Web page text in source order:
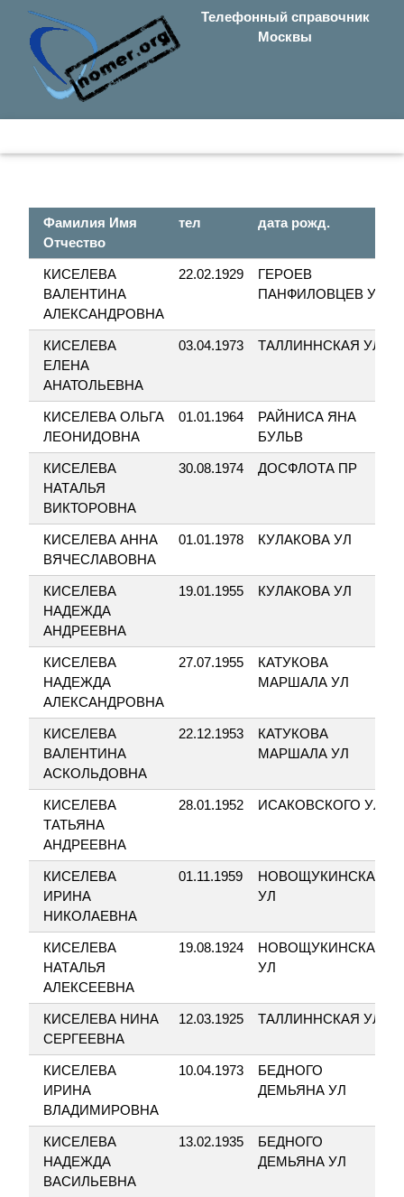
Телефонный справочник
Москвы
Фамилия Имя
Отчество
тел дата рожд.
КИСЕЛЕВА
ВАЛЕНТИНА
АЛЕКСАНДРОВНА
22.02.1929
ГЕРОЕВ
ПАНФИЛОВЦЕВ УЛ
КИСЕЛЕВА
ЕЛЕНА
АНАТОЛЬЕВНА
03.04.1973 ТАЛЛИННСКАЯ УЛ
КИСЕЛЕВА ОЛЬГА
ЛЕОНИДОВНА
01.01.1964
РАЙНИСА ЯНА
БУЛЬВ
КИСЕЛЕВА
НАТАЛЬЯ
ВИКТОРОВНА
30.08.1974 ДОСФЛОТА ПР
КИСЕЛЕВА АННА
ВЯЧЕСЛАВОВНА
01.01.1978 КУЛАКОВА УЛ
КИСЕЛЕВА
НАДЕЖДА
АНДРЕЕВНА
19.01.1955 КУЛАКОВА УЛ
КИСЕЛЕВА
НАДЕЖДА
АЛЕКСАНДРОВНА
27.07.1955
КАТУКОВА
МАРШАЛА УЛ
КИСЕЛЕВА
ВАЛЕНТИНА
АСКОЛЬДОВНА
22.12.1953
КАТУКОВА
МАРШАЛА УЛ
КИСЕЛЕВА
ТАТЬЯНА
АНДРЕЕВНА
28.01.1952 ИСАКОВСКОГО УЛ
КИСЕЛЕВА
ИРИНА
НИКОЛАЕВНА
01.11.1959
НОВОЩУКИНСКАЯ
УЛ
КИСЕЛЕВА
НАТАЛЬЯ
АЛЕКСЕЕВНА
19.08.1924
НОВОЩУКИНСКАЯ
УЛ
КИСЕЛЕВА НИНА
СЕРГЕЕВНА
12.03.1925 ТАЛЛИННСКАЯ УЛ
КИСЕЛЕВА
ИРИНА
ВЛАДИМИРОВНА
10.04.1973
БЕДНОГО
ДЕМЬЯНА УЛ
КИСЕЛЕВА
НАДЕЖДА
ВАСИЛЬЕВНА
13.02.1935
БЕДНОГО
ДЕМЬЯНА УЛ